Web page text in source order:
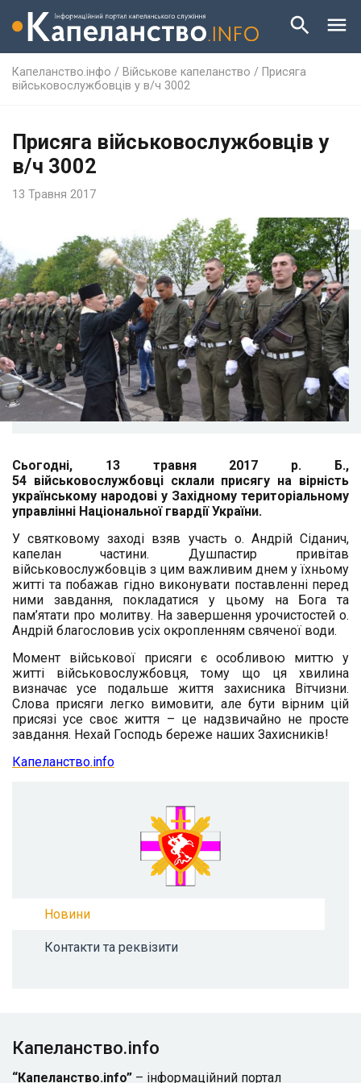
Капеланство.інфо / Військове капеланство / Присяга
військовослужбовців у в/ч 3002
Присяга військовослужбовців у
в/ч 3002
13 Травня 2017
Сьогодні, 13 травня 2017 р. Б.,
54 військовослужбовці склали присягу на вірність
українському народові у Західному територіальному
управлінні Національної гвардії України.
У святковому заході взяв участь о. Андрій Сіданич,
капелан частини. Душпастир привітав
військовослужбовців з цим важливим днем у їхньому
житті та побажав гідно виконувати поставленні перед
ними завдання, покладатися у цьому на Бога та
пам’ятати про молитву. На завершення урочистостей о.
Андрій благословив усіх окропленням свяченої води.
Момент військової присяги є особливою миттю у
житті військовослужбовця, тому що ця хвилина
визначає усе подальше життя захисника Вітчизни.
Слова присяги легко вимовити, але бути вірним цій
присязі усе своє життя – це надзвичайно не просте
завдання. Нехай Господь береже наших Захисників!
Капеланство.info
Новини
Контакти та реквізити
Капеланство.info
“Капеланство.info” – інформаційний портал